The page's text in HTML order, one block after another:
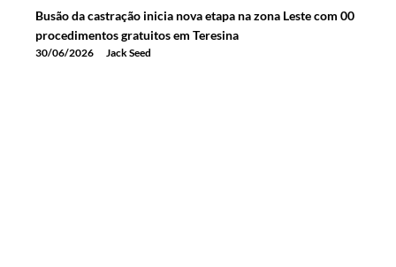
Busão da castração inicia nova etapa na zona Leste com 00
procedimentos gratuitos em Teresina
30/06/2026 Jack Seed